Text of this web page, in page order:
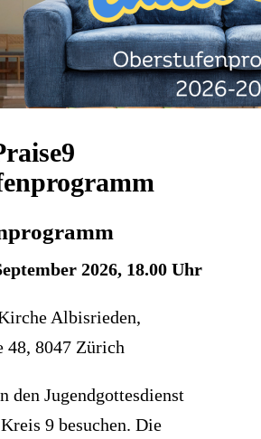
2026, 18.00 Uhr
Albisrieden,
48, 8047 Zürich
den Jugendgottesdienst
9 besuchen. Die